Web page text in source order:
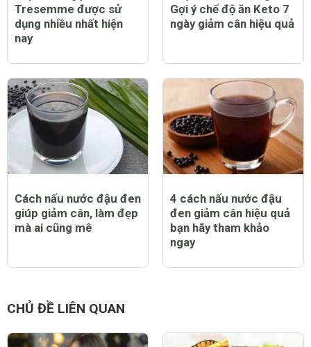
Tresemme được sử
dụng nhiều nhất hiện
nay
Gợi ý chế độ ăn Keto 7
ngày giảm cân hiệu quả
Cách nấu nước đậu đen
giúp giảm cân, làm đẹp
mà ai cũng mê
4 cách nấu nước đậu
đen giảm cân hiệu quả
bạn hãy tham khảo
ngay
CHỦ ĐỀ LIÊN QUAN